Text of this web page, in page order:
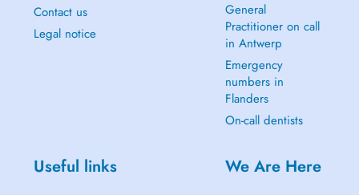
Contact us
Legal notice
General
Practitioner on call
in Antwerp
Emergency
numbers in
Flanders
On-call dentists
Useful links We Are Here